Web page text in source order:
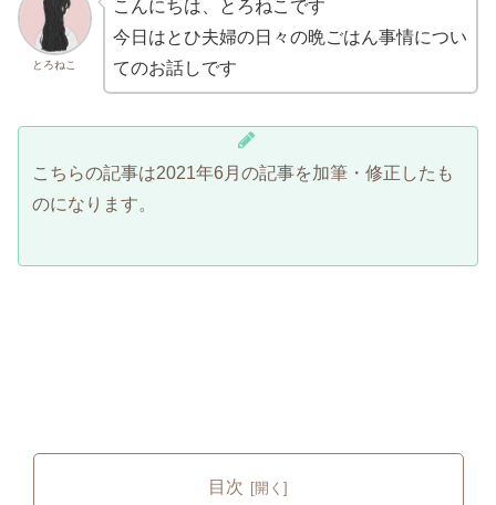
とろねこ
こんにちは、とろねこです
今日はとひ夫婦の日々の晩ごはん事情につい
てのお話しです
こちらの記事は2021年6月の記事を加筆・修正したも
のになります。
目次